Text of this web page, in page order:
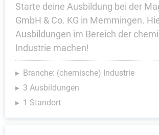
Starte deine Ausbildung bei der
GmbH & Co. KG in Memmingen.
Ausbildungen im Bereich der
Industrie machen!
Branche: (chemische) Industrie
3 Ausbildungen
1 Standort